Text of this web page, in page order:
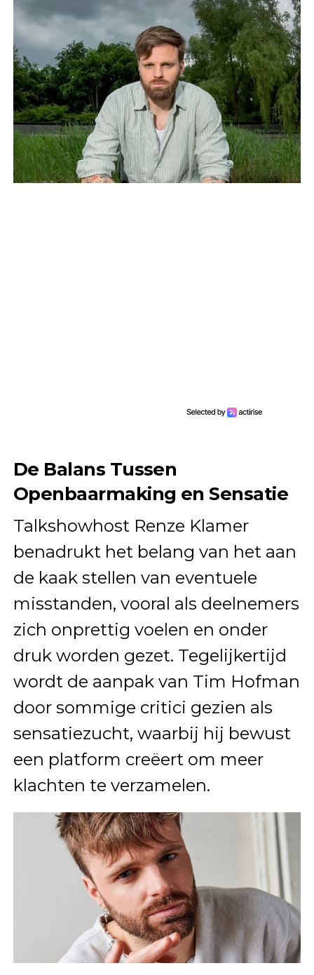
De Balans Tussen
Openbaarmaking en Sensatie
Talkshowhost Renze Klamer
benadrukt het belang van het aan
de kaak stellen van eventuele
misstanden, vooral als deelnemers
zich onprettig voelen en onder
druk worden gezet. Tegelijkertijd
wordt de aanpak van Tim Hofman
door sommige critici gezien als
sensatiezucht, waarbij hij bewust
een platform creëert om meer
klachten te verzamelen.